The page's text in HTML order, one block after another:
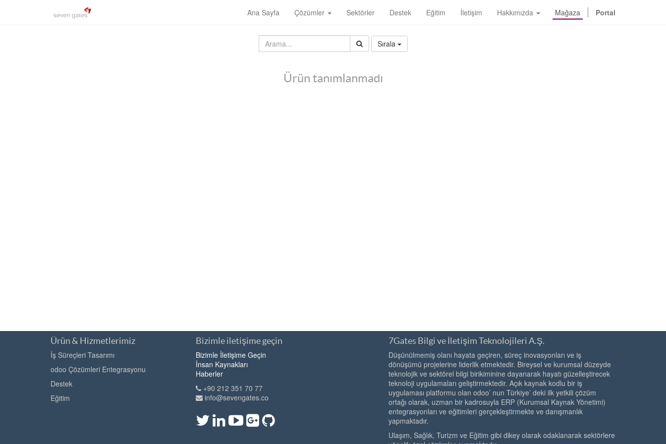
Ana Sayfa Çözümler Sektörler Destek Eğitim İletişim Hakkımızda Mağaza Portal
Sırala
Ürün tanımlanmadı
Ürün & Hizmetlerimiz
İş Süreçleri Tasarımı
odoo Çözümleri Entegrasyonu
Destek
Eğitim
Bizimle iletişime geçin
Bizimle İletişime Geçin
İnsan Kaynakları
Haberler
+90 212 351 70 77
info@sevengates.co
7Gates Bilgi ve İletişim Teknolojileri A.Ş.
Düşünülmemiş olanı hayata geçiren, süreç inovasyonları ve iş
dönüşümü projelerine liderlik etmektedir. Bireysel ve kurumsal düzeyde
teknolojik ve sektörel bilgi birikiminine dayanarak hayatı güzelleştirecek
teknoloji uygulamaları geliştirmektedir. Açık kaynak kodlu bir iş
uygulaması platformu olan odoo’ nun Türkiye’ deki ilk yetkili çözüm
ortağı olarak, uzman bir kadrosuyla ERP (Kurumsal Kaynak Yönetimi)
entegrasyonları ve eğitimleri gerçekleştirmekte ve danışmanlık
yapmaktadır.
Ulaşım, Sağlık, Turizm ve Eğitim gibi dikey olarak odaklanarak sektörlere